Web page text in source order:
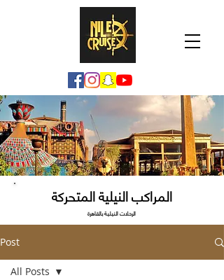
المراكب النيلية المتحركة
الرحلات النيلية بالقاهرة
Post
All Posts